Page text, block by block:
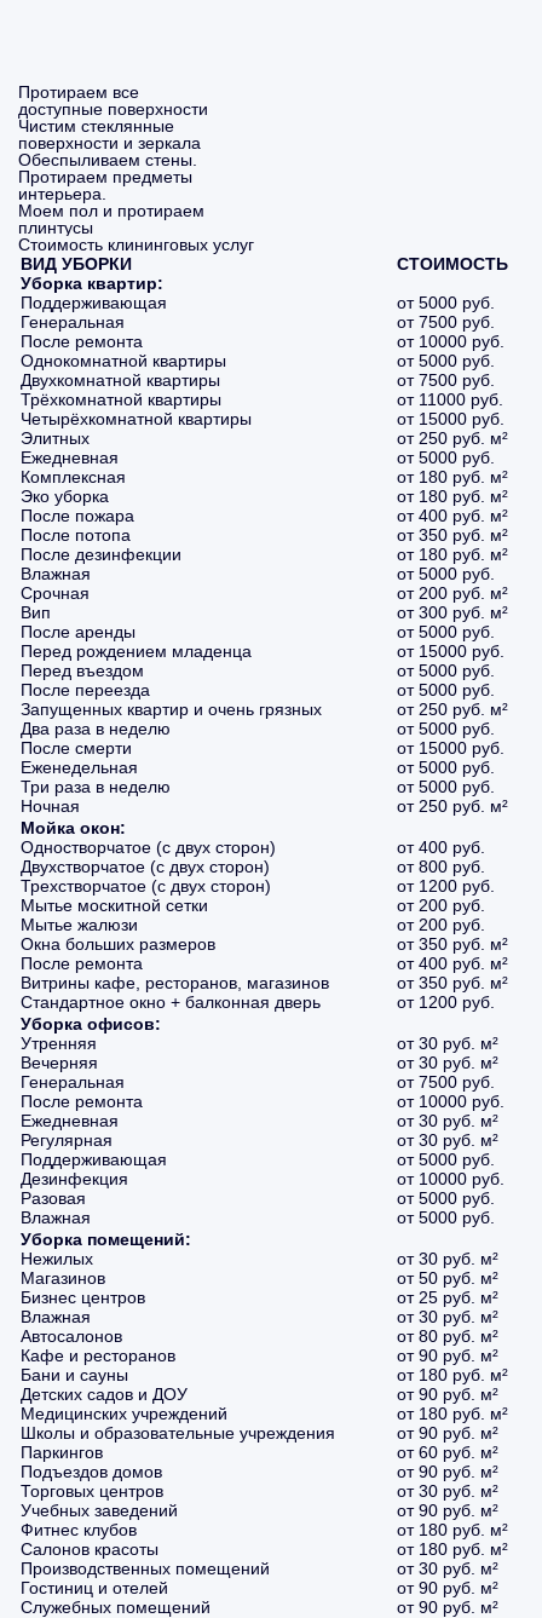
Протираем все
доступные поверхности
Чистим стеклянные
поверхности и зеркала
Обеспыливаем стены.
Протираем предметы
интерьера.
Моем пол и протираем
плинтусы
Стоимость клининговых услуг
ВИД УБОРКИ
СТОИМОСТЬ
Уборка квартир:
Поддерживающая
от 5000 руб.
Генеральная
от 7500 руб.
После ремонта
от 10000 руб.
Однокомнатной квартиры
от 5000 руб.
Двухкомнатной квартиры
от 7500 руб.
Трёхкомнатной квартиры
от 11000 руб.
Четырёхкомнатной квартиры
от 15000 руб.
Элитных
от 250 руб. м²
Ежедневная
от 5000 руб.
Комплексная
от 180 руб. м²
Эко уборка
от 180 руб. м²
После пожара
от 400 руб. м²
После потопа
от 350 руб. м²
После дезинфекции
от 180 руб. м²
Влажная
от 5000 руб.
Срочная
от 200 руб. м²
Вип
от 300 руб. м²
После аренды
от 5000 руб.
Перед рождением младенца
от 15000 руб.
Перед въездом
от 5000 руб.
После переезда
от 5000 руб.
Запущенных квартир и очень грязных
от 250 руб. м²
Два раза в неделю
от 5000 руб.
После смерти
от 15000 руб.
Еженедельная
от 5000 руб.
Три раза в неделю
от 5000 руб.
Ночная
от 250 руб. м²
Мойка окон:
Одностворчатое (с двух сторон)
от 400 руб.
Двухстворчатое (с двух сторон)
от 800 руб.
Трехстворчатое (с двух сторон)
от 1200 руб.
Мытье москитной сетки
от 200 руб.
Мытье жалюзи
от 200 руб.
Окна больших размеров
от 350 руб. м²
После ремонта
от 400 руб. м²
Витрины кафе, ресторанов, магазинов
от 350 руб. м²
Стандартное окно + балконная дверь
от 1200 руб.
Уборка офисов:
Утренняя
от 30 руб. м²
Вечерняя
от 30 руб. м²
Генеральная
от 7500 руб.
После ремонта
от 10000 руб.
Ежедневная
от 30 руб. м²
Регулярная
от 30 руб. м²
Поддерживающая
от 5000 руб.
Дезинфекция
от 10000 руб.
Разовая
от 5000 руб.
Влажная
от 5000 руб.
Уборка помещений:
Нежилых
от 30 руб. м²
Магазинов
от 50 руб. м²
Бизнес центров
от 25 руб. м²
Влажная
от 30 руб. м²
Автосалонов
от 80 руб. м²
Кафе и ресторанов
от 90 руб. м²
Бани и сауны
от 180 руб. м²
Детских садов и ДОУ
от 90 руб. м²
Медицинских учреждений
от 180 руб. м²
Школы и образовательные учреждения
от 90 руб. м²
Паркингов
от 60 руб. м²
Подъездов домов
от 90 руб. м²
Торговых центров
от 30 руб. м²
Учебных заведений
от 90 руб. м²
Фитнес клубов
от 180 руб. м²
Салонов красоты
от 180 руб. м²
Производственных помещений
от 30 руб. м²
Гостиниц и отелей
от 90 руб. м²
Служебных помещений
от 90 руб. м²